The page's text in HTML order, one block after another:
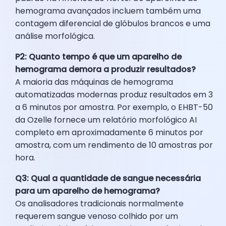
hemograma avançados incluem também uma
contagem diferencial de glóbulos brancos e uma
análise morfológica.
P2: Quanto tempo é que um aparelho de
hemograma demora a produzir resultados?
A maioria das máquinas de hemograma
automatizadas modernas produz resultados em 3
a 6 minutos por amostra. Por exemplo, o EHBT-50
da Ozelle fornece um relatório morfológico AI
completo em aproximadamente 6 minutos por
amostra, com um rendimento de 10 amostras por
hora.
Q3: Qual a quantidade de sangue necessária
para um aparelho de hemograma?
Os analisadores tradicionais normalmente
requerem sangue venoso colhido por um